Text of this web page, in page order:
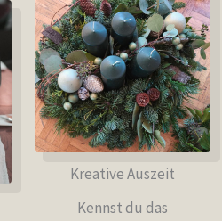
Kreative Auszeit
Kennst du das